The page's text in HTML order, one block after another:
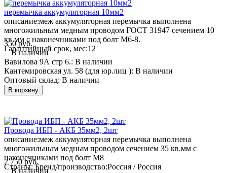
перемычка аккумуляторная 10мм2
описание:меж аккумуляторная перемычка выполнена
многожильным медным проводом ГОСТ 31947 сечением 10
кв.мм с наконечниками под болт М6-8.
Гарантийный срок, мес:12
350 руб.
В наличии
Вавилова 9А стр 6.: В наличии
Кантемировская ул. 58 (для юр.лиц ): В наличии
Оптовый склад: В наличии
В корзину
Провода ИБП - АКБ 35мм2, 2шт
описание:меж аккумуляторная перемычка выполнена
многожильным медным проводом сечением 35 кв.мм с
наконечниками под болт М8
Страны: Бренд/производство:Россия / Россия
2 750 руб.
В наличии